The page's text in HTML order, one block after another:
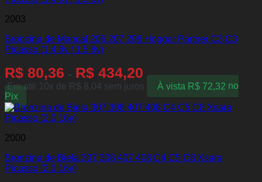
2003
Bronzina de Mancal 206 207 208 Hoggar Partner C3 C3
Picasso (1.4 8v / 1.5 8v)
R$ 80,36 - R$ 434,20
Em até 10x de R$ 8,04 sem juros À vista R$72,32 no
Pix
2000
Bronzina de Biela 307 308 407 408 C4 C5 C8 Xsara
Picasso (2.0 16v)